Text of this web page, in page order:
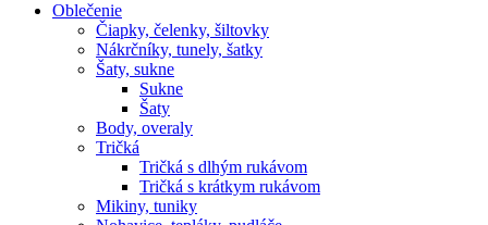
Oblečenie
Čiapky, čelenky, šiltovky
Nákrčníky, tunely, šatky
Šaty, sukne
Sukne
Šaty
Body, overaly
Tričká
Tričká s dlhým rukávom
Tričká s krátkym rukávom
Mikiny, tuniky